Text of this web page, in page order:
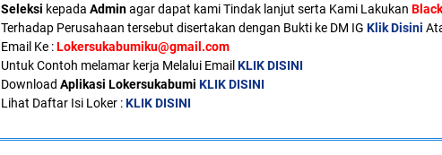
Seleksi kepada Adminagar dapat kami Tindak lanjut serta Kami Lakukan
Terhadap Perusahaan tersebut disertakan dengan Bukti ke DM IG Klik Disini
Email Ke :Lokersukabumiku@gmail.com
Untuk Contoh melamar kerja Melalui Email KLIK DISINI
Download Aplikasi Lokersukabumi KLIK DISINI
Lihat Daftar Isi Loker :KLIK DISINI